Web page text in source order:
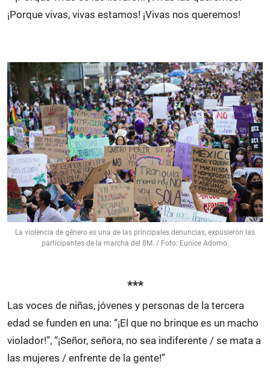
¡Porque vivas, vivas estamos! ¡Vivas nos queremos!
La violencia de género es una de las principales denuncias, expusieron las
participantes de la marcha del 8M. / Foto: Eunice Adorno.
***
Las voces de niñas, jóvenes y personas de la tercera
edad se funden en una: “¡El que no brinque es un macho
violador!”, “¡Señor, señora, no sea indiferente / se mata a
las mujeres / enfrente de la gente!”